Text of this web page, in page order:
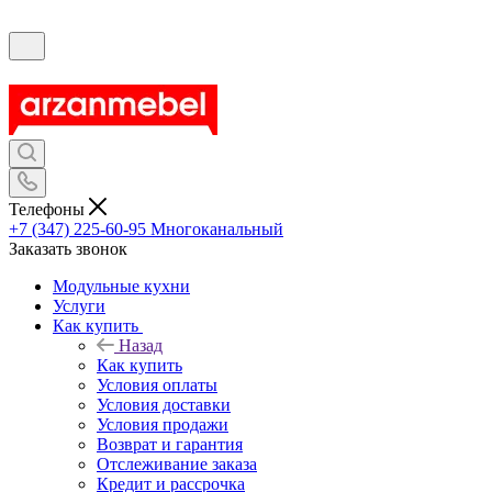
Телефоны
+7 (347) 225-60-95 Многоканальный
Заказать звонок
Модульные кухни
Услуги
Как купить
Назад
Как купить
Условия оплаты
Условия доставки
Условия продажи
Возврат и гарантия
Отслеживание заказа
Кредит и рассрочка